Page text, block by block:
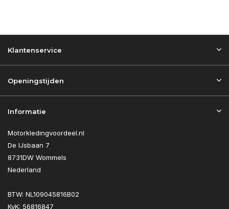
Klantenservice
Openingstijden
Informatie
Motorkledingvoordeel.nl
De IJsbaan 7
8731DW Wommels
Nederland
BTW: NL109045816B02
KvK: 56816847